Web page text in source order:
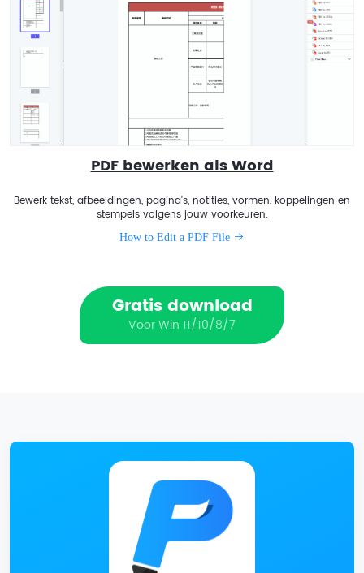
PDF bewerken als Word
Bewerk tekst, afbeeldingen, pagina's, notities, vormen, koppelingen en
stempels volgens jouw voorkeuren.
How to Edit a PDF File
Gratis download
Voor Win 11/10/8/7